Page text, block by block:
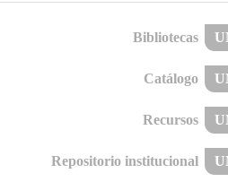
Bibliotecas
Catálogo
Recursos
Repositorio institucional